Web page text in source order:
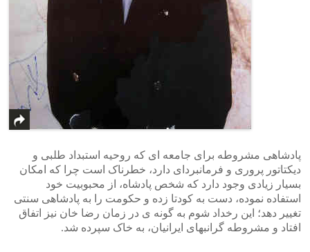
پادشاهی مشروطه برای جامعه ای که روحیه استبداد طلبی و
دیکتاتور پروری و فرمانبردای دارد، خطرناک است چرا که امکان
بسیار زیادی وجود دارد که شخص پادشاه، از محبوبیت خود
استفاده نموده، دست به کودتا زده و حکومت را به پادشاهی سنتی
تغییر دهد؛ این رخداد شوم به گونه ی در زمان رضا خان نیز اتفاق
افتاد و مشروطه گرانبهای ایرانیان، به خاک سپرده شد.